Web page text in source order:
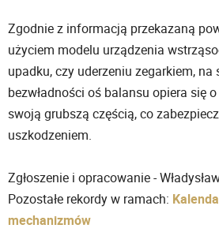
Zgodnie z informacją przekazaną
użyciem modelu urządzenia
upadku, czy uderzeniu zegarkiem, na
bezwładności oś balansu opiera się
swoją grubszą częścią, co
uszkodzeniem.
Zgłoszenie i opracowanie -
Pozostałe rekordy w ramach:
mechanizmów